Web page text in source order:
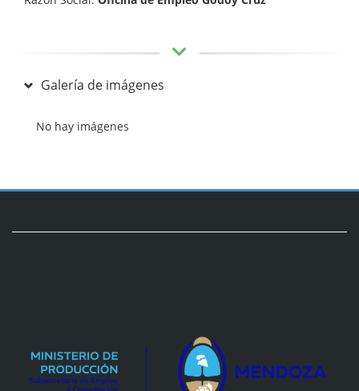
Galería de imágenes
No hay imágenes